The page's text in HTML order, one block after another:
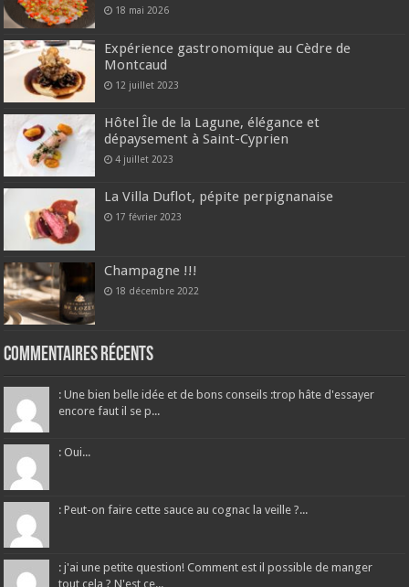
18 mai 2026
Expérience gastronomique au Cèdre de
Montcaud
12 juillet 2023
Hôtel Île de la Lagune, élégance et
dépaysement à Saint-Cyprien
4 juillet 2023
La Villa Duflot, pépite perpignanaise
17 février 2023
Champagne !!!
18 décembre 2022
Commentaires récents
: Une bien belle idée et de bons conseils :trop hâte d'essayer
encore faut il se p...
: Oui...
: Peut-on faire cette sauce au cognac la veille ?...
: j'ai une petite question! Comment est il possible de manger
tout cela ? N'est ce...